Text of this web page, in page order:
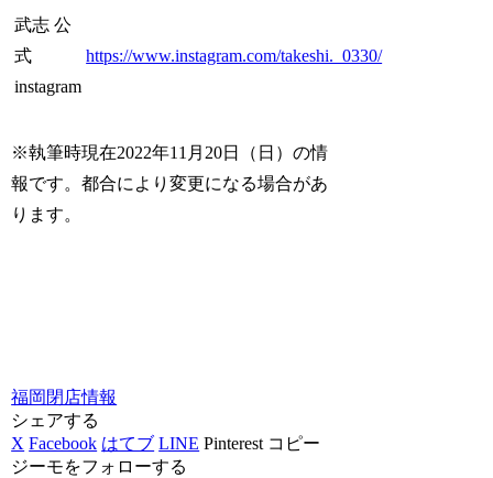
武志 公
式
instagram
https://www.instagram.com/takeshi._0330/
※執筆時現在2022年11月20日（日）の情
報です。都合により変更になる場合があ
ります。
福岡 閉店情報
シェアする
X Facebook はてブ LINE Pinterest コピー
ジーモをフォローする